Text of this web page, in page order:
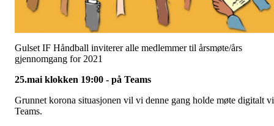
Gulset IF Håndball inviterer alle medlemmer til årsmøte/års
gjennomgang for 2021
25.mai klokken 19:00 - på Teams
Grunnet korona situasjonen vil vi denne gang holde møte digitalt
Teams.